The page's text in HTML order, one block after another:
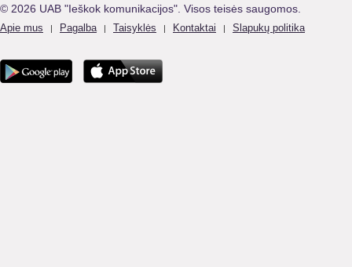
© 2026 UAB "Ieškok komunikacijos". Visos teisės saugomos.
Apie mus | Pagalba | Taisyklės | Kontaktai | Slapukų politika